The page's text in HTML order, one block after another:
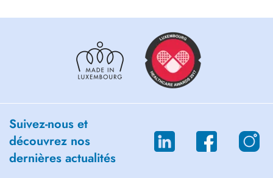
Suivez-nous et
découvrez nos
dernières actualités